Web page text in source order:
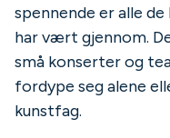
spennende er alle
har vært gjennom.
små konserter og
fordype seg alene
kunstfag.